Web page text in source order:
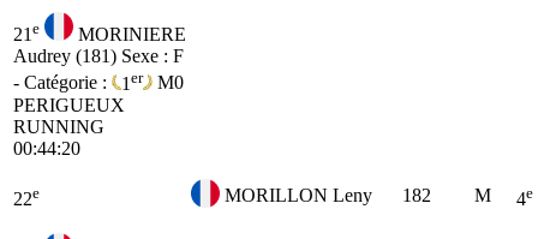
21 e
MORINIERE
Audrey (181) Sexe : F
- Catégorie :
1 er
M0
PERIGUEUX
RUNNING
00:44:20
22e MORILLON Leny 182 M 4e